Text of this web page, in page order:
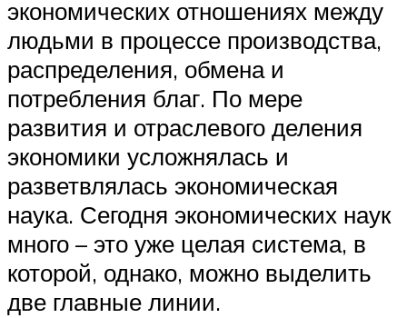
экономических отношениях между
людьми в процессе производства,
распределения, обмена и
потребления благ. По мере
развития и отраслевого деления
экономики усложнялась и
разветвлялась экономическая
наука. Сегодня экономических наук
много – это уже целая система, в
которой, однако, можно выделить
две главные линии.